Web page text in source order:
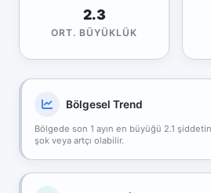
2.3
ORT. BÜYÜKLÜK
Bölgesel Trend
Bölgede son 1 ayın en büyüğü 2.1
şok veya artçı olabilir.